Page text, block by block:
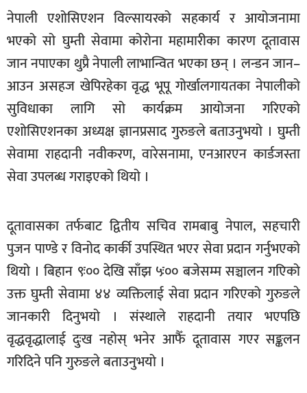
खेलकुद
मनोरञ्जन
फोटो
/
भिडियो
अन्य
समाज
शिक्षा
स्वास्थ्य
नेपाली एशोसिएशन विल्सायरको सहकार्य र आयोजनामा
भएको सो घुम्ती सेवामा कोरोना महामारीका कारण दूतावास
जान नपाएका थुप्रै नेपाली लाभान्वित भएका छन् । लन्डन जान–
आउन असहज खेपिरहेका वृद्ध भूपू गोर्खालगायतका नेपालीको
सुविधाका लागि सो कार्यक्रम आयोजना गरिएको
एशोसिएशनका अध्यक्ष ज्ञानप्रसाद गुरुङले बताउनुभयो । घुम्ती
सेवामा राहदानी नवीकरण, वारेसनामा, एनआरएन कार्डजस्ता
सेवा उपलब्ध गराइएको थियो ।
दूतावासका तर्फबाट द्वितीय सचिव रामबाबु नेपाल, सहचारी
पुजन पाण्डे र विनोद कार्की उपस्थित भएर सेवा प्रदान गर्नुभएको
थियो । बिहान ९ः०० देखि साँझ ५ः०० बजेसम्म सञ्चालन गएिको
उक्त घुम्ती सेवामा ४४ व्यक्तिलाई सेवा प्रदान गरिएको गुरुङले
जानकारी दिनुभयो । संस्थाले राहदानी तयार भएपछि
वृद्धवृद्धालाई दुःख नहोस् भनेर आफैँ दूतावास गएर सङ्कलन
गरिदिने पनि गुरुङले बताउनुभयो ।